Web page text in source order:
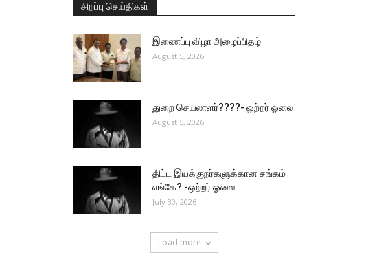
சிறப்பு செய்திகள்
இணைப்பு விழா அழைப்பிதழ்
August 5, 2026
துறை செயலாளர்????- ஒற்றர் ஓலை
August 5, 2026
திட்ட இயக்குநர்களுக்கான சங்கம்
எங்கே? -ஒற்றர் ஓலை
July 30, 2026
Load more